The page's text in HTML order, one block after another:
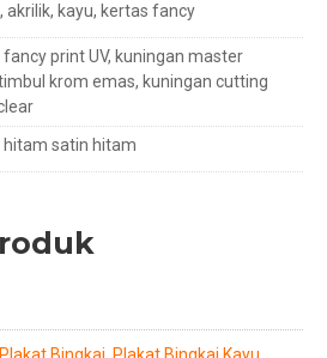
akrilik, kayu, kertas fancy
fancy print UV, kuningan master
krom emas, kuningan cutting
hitam satin hitam
Plakat Bingkai Plakat Bingkai Kayu